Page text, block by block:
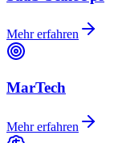
Mehr erfahren
MarTech
Mehr erfahren